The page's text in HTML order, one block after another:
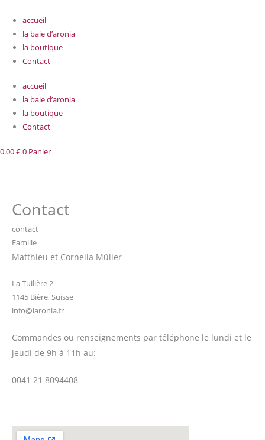
contenu
accueil
la baie d’aronia
la boutique
Contact
accueil
la baie d’aronia
la boutique
Contact
0.00€0 Panier
Contact
contact
Famille
Matthieu et Cornelia Müller
La Tuilière 2
1145 Bière, Suisse
info@laronia.fr
Commandes ou renseignements par téléphone le lundi et le
jeudi de 9h à 11h au:
0041 21 8094408